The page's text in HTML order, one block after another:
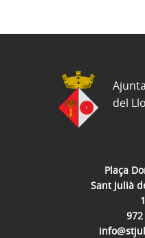
Plaça
Sant Julià
del